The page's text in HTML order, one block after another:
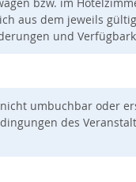
aus dem jeweils
und
umbuchbar oder
des